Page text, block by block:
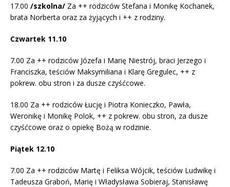
17.00 /szkolna/ Za ++ rodziców Stefana i Monikę Kochanek,
brata Norberta oraz za żyjących i ++ z rodziny.
Czwartek 11.10
7.00 Za ++ rodziców Józefa i Marię Niestrój, braci Jerzego i
Franciszka, teściów Maksymiliana i Klarę Gregulec, ++ z
pokrew. obu stron i za dusze czyśćcowe.
18.00 Za ++ rodziców Łucję i Piotra Konieczko, Pawła,
Weronikę i Monikę Polok, ++ z pokrew. obu stron, za dusze
czyśćcowe oraz o opiekę Bożą w rodzinie.
Piątek 12.10
7.00 Za ++ rodziców Martę i Feliksa Wójcik, teściów Ludwikę i
Tadeusza Graboń, Marię i Władysława Sobieraj, Stanisławę